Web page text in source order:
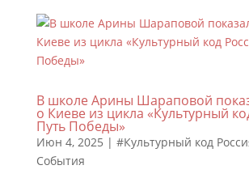
В школе Арины Шараповой
о Киеве из цикла «Культурный
Путь Победы»
Июн 4, 2025 | #Культурный код
События